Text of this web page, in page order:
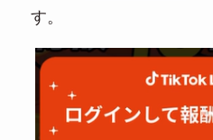
す。